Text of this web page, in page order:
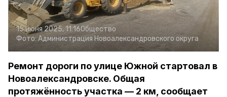
15 июня 2025, 11:16Общество
Фото:Администрация Новоалександровского округа
Ремонт дороги по улице Южной стартовал в
Новоалександровске. Общая
протяжённость участка — 2 км, сообщает